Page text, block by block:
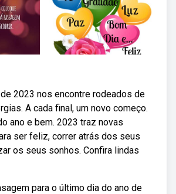
2023 nos encontre rodeados de
A cada final, um novo começo.
ano e bem. 2023 traz novas
ser feliz, correr atrás dos seus
os seus sonhos. Confira lindas
para o último dia do ano de